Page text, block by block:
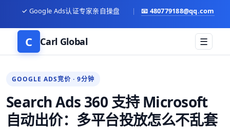
✓ Google Ads认证专家亲自操盘 | 📧 480779188@qq.com
C Carl Global ☰
GOOGLE ADS竞价 · 9分钟
Search Ads 360 支持 Microsoft
自动出价：多平台投放怎么不乱套